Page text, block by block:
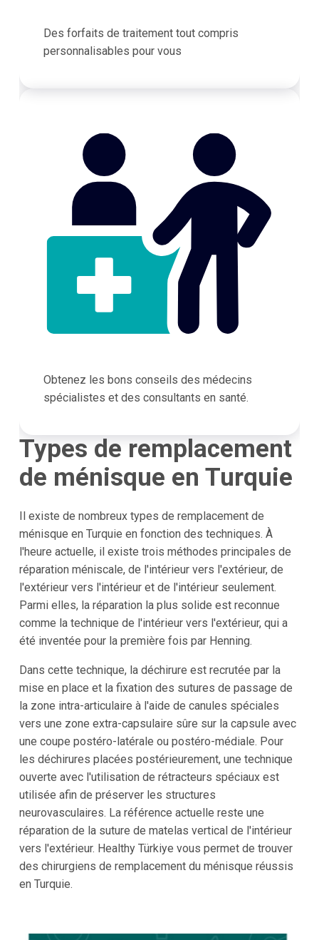
Des forfaits de traitement tout compris
personnalisables pour vous
Obtenez les bons conseils des médecins
spécialistes et des consultants en santé.
Types de remplacement
de ménisque en Turquie
Il existe de nombreux types de remplacement de
ménisque en Turquie en fonction des techniques. À
l'heure actuelle, il existe trois méthodes principales de
réparation méniscale, de l'intérieur vers l'extérieur, de
l'extérieur vers l'intérieur et de l'intérieur seulement.
Parmi elles, la réparation la plus solide est reconnue
comme la technique de l'intérieur vers l'extérieur, qui a
été inventée pour la première fois par Henning.
Dans cette technique, la déchirure est recrutée par la
mise en place et la fixation des sutures de passage de
la zone intra-articulaire à l'aide de canules spéciales
vers une zone extra-capsulaire sûre sur la capsule avec
une coupe postéro-latérale ou postéro-médiale. Pour
les déchirures placées postérieurement, une technique
ouverte avec l'utilisation de rétracteurs spéciaux est
utilisée afin de préserver les structures
neurovasculaires. La référence actuelle reste une
réparation de la suture de matelas vertical de l'intérieur
vers l'extérieur. Healthy Türkiye vous permet de trouver
des chirurgiens de remplacement du ménisque réussis
en Turquie.